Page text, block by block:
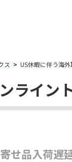
ス US休暇に伴う海
ライン
せ品入荷遅